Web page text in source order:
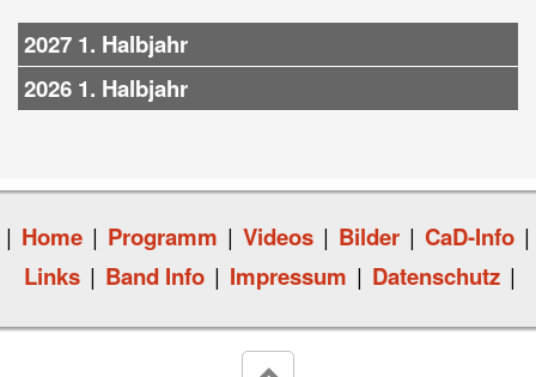
2027 1. Halbjahr
2026 1. Halbjahr
| Home | Programm | Videos | Bilder | CaD-Info |
Links | Band Info | Impressum | Datenschutz |